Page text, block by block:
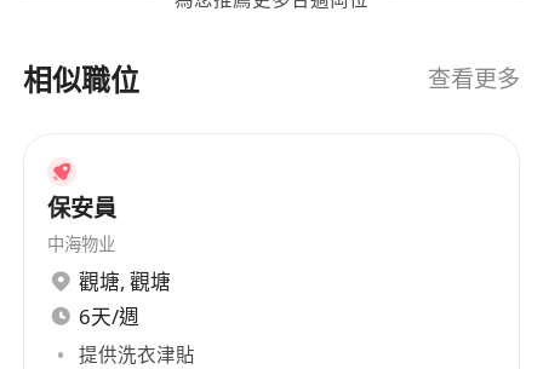
主要工作：
中三畢業、最少1年保安工作經驗
薪金：
$14,632
另加洗衣津貼 $200
開始上班日期：
商議
相似職位 查看更多
保安員
中海物业
觀塘, 觀塘
6天/週
提供洗衣津貼